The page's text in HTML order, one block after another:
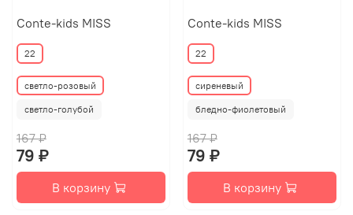
Conte-kids MISS
22
светло-розовый
светло-голубой
167 ₽
79 ₽
В корзину
Conte-kids MISS
22
сиреневый
бледно-фиолетовый
167 ₽
79 ₽
В корзину